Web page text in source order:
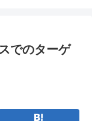
でのターゲ